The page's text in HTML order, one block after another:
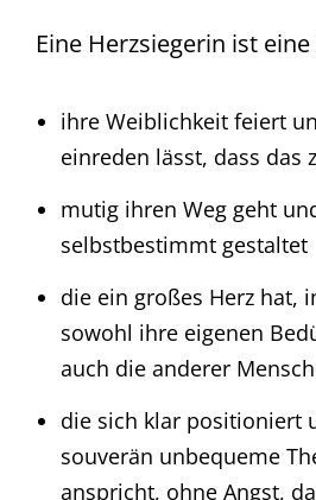
Eine Herzsiegerin ist
ihre Weiblichkeit feiert
einreden lässt, dass das
mutig ihren Weg geht
selbstbestimmt gestaltet
die ein großes Herz hat,
sowohl ihre eigenen
auch die anderer
die sich klar positioniert
souverän unbequeme
anspricht, ohne Angst,